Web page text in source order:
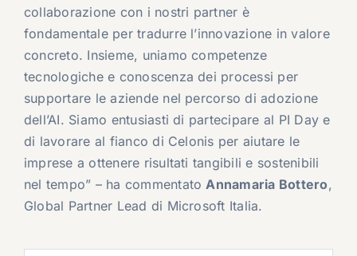
collaborazione con i nostri partner è
fondamentale per tradurre l’innovazione in valore
concreto. Insieme, uniamo competenze
tecnologiche e conoscenza dei processi per
supportare le aziende nel percorso di adozione
dell’AI. Siamo entusiasti di partecipare al PI Day e
di lavorare al fianco di Celonis per aiutare le
imprese a ottenere risultati tangibili e sostenibili
nel tempo” – ha commentatoAnnamaria Bottero,
Global Partner Lead di Microsoft Italia.